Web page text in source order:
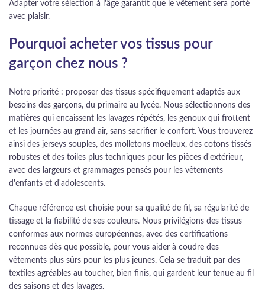
Adapter votre sélection à l'âge garantit que le vêtement sera porté
avec plaisir.
Pourquoi acheter vos tissus pour
garçon chez nous ?
Notre priorité : proposer des tissus spécifiquement adaptés aux
besoins des garçons, du primaire au lycée. Nous sélectionnons des
matières qui encaissent les lavages répétés, les genoux qui frottent
et les journées au grand air, sans sacrifier le confort. Vous trouverez
ainsi des jerseys souples, des molletons moelleux, des cotons tissés
robustes et des toiles plus techniques pour les pièces d'extérieur,
avec des largeurs et grammages pensés pour les vêtements
d'enfants et d'adolescents.
Chaque référence est choisie pour sa qualité de fil, sa régularité de
tissage et la fiabilité de ses couleurs. Nous privilégions des tissus
conformes aux normes européennes, avec des certifications
reconnues dès que possible, pour vous aider à coudre des
vêtements plus sûrs pour les plus jeunes. Cela se traduit par des
textiles agréables au toucher, bien finis, qui gardent leur tenue au fil
des saisons et des lavages.